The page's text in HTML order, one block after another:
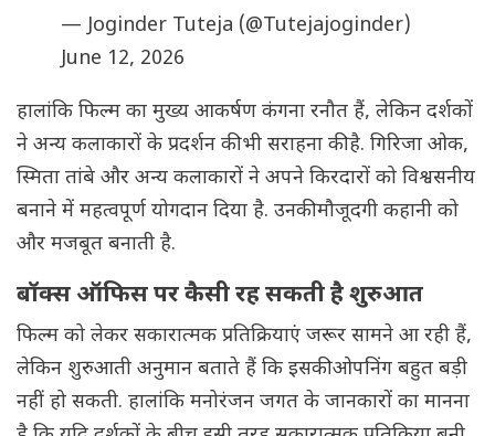
— Joginder Tuteja (@Tutejajoginder)
June 12, 2026
हालांकि फिल्म का मुख्य आकर्षण कंगना रनौत हैं, लेकिन दर्शकों
ने अन्य कलाकारों के प्रदर्शन की भी सराहना की है. गिरिजा ओक,
स्मिता तांबे और अन्य कलाकारों ने अपने किरदारों को विश्वसनीय
बनाने में महत्वपूर्ण योगदान दिया है. उनकी मौजूदगी कहानी को
और मजबूत बनाती है.
बॉक्स ऑफिस पर कैसी रह सकती है शुरुआत
फिल्म को लेकर सकारात्मक प्रतिक्रियाएं जरूर सामने आ रही हैं,
लेकिन शुरुआती अनुमान बताते हैं कि इसकी ओपनिंग बहुत बड़ी
नहीं हो सकती. हालांकि मनोरंजन जगत के जानकारों का मानना